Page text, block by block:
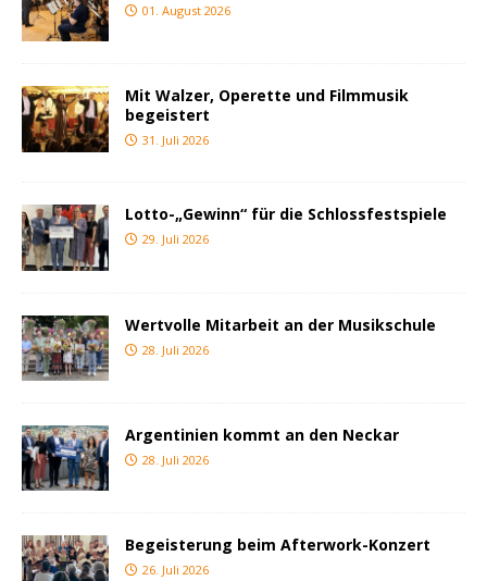
01. August 2026
Mit Walzer, Operette und Filmmusik
begeistert
31. Juli 2026
Lotto-„Gewinn“ für die Schlossfestspiele
29. Juli 2026
Wertvolle Mitarbeit an der Musikschule
28. Juli 2026
Argentinien kommt an den Neckar
28. Juli 2026
Begeisterung beim Afterwork-Konzert
26. Juli 2026